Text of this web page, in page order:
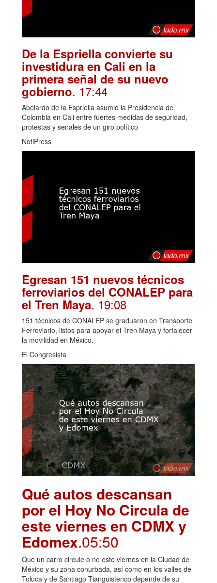
De la Espriella convierte su
investidura en Cali en la
primera señal de su nuevo
gobierno. 17:44
Abelardo de la Espriella asumió la Presidencia de
Colombia en Cali entre fuertes medidas de seguridad,
protestas y señales de un giro político
NotiPress
Egresan 151 nuevos técnicos
ferroviarios del CONALEP para
el Tren Maya. 19:08
151 técnicos de CONALEP se graduaron en Transporte
Ferroviario, listos para apoyar el Tren Maya y fortalecer
la movilidad en México.
El Congresista
Qué autos descansan
por el Hoy No Circula de
este viernes en CDMX y
Edomex.05:50
Que un carro circule o no este viernes en la Ciudad de
México y su zona conurbada, así como en los valles de
Toluca y de Santiago Tianguistenco depende de su